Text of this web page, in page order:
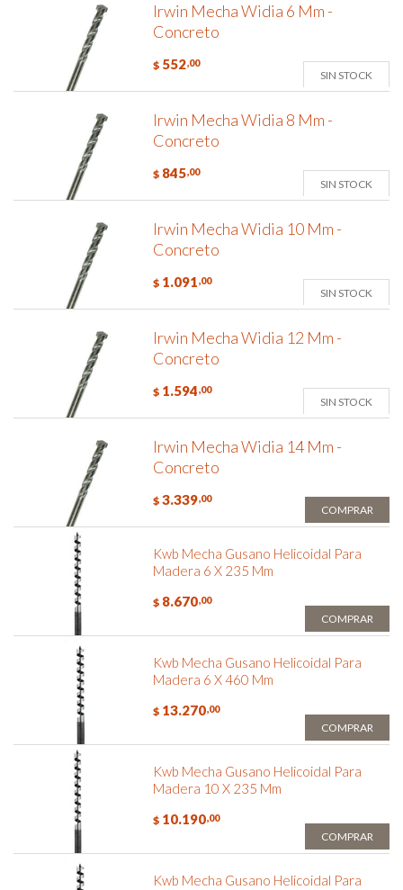
Irwin Mecha Widia 6 Mm -
Concreto
$ 552,00
SIN STOCK
Irwin Mecha Widia 8 Mm -
Concreto
$ 845,00
SIN STOCK
Irwin Mecha Widia 10 Mm -
Concreto
$ 1.091,00
SIN STOCK
Irwin Mecha Widia 12 Mm -
Concreto
$ 1.594,00
SIN STOCK
Irwin Mecha Widia 14 Mm -
Concreto
$ 3.339,00
COMPRAR
Kwb Mecha Gusano Helicoidal Para
Madera 6 X 235 Mm
$ 8.670,00
COMPRAR
Kwb Mecha Gusano Helicoidal Para
Madera 6 X 460 Mm
$ 13.270,00
COMPRAR
Kwb Mecha Gusano Helicoidal Para
Madera 10 X 235 Mm
$ 10.190,00
COMPRAR
Kwb Mecha Gusano Helicoidal Para